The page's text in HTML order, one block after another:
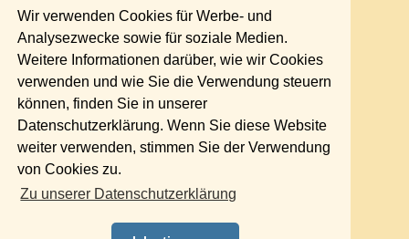
Wir verwenden Cookies für Werbe- und
Analysezwecke sowie für soziale Medien.
Weitere Informationen darüber, wie wir Cookies
verwenden und wie Sie die Verwendung steuern
können, finden Sie in unserer
Datenschutzerklärung. Wenn Sie diese Website
weiter verwenden, stimmen Sie der Verwendung
von Cookies zu.
Zu unserer Datenschutzerklärung
Lichtenberg
Marzahn
Neukölln
Pankow
Reinickendorf
Schöneberg
Spandau
Steglitz
Tempelhof
Treptow
Umland Ost